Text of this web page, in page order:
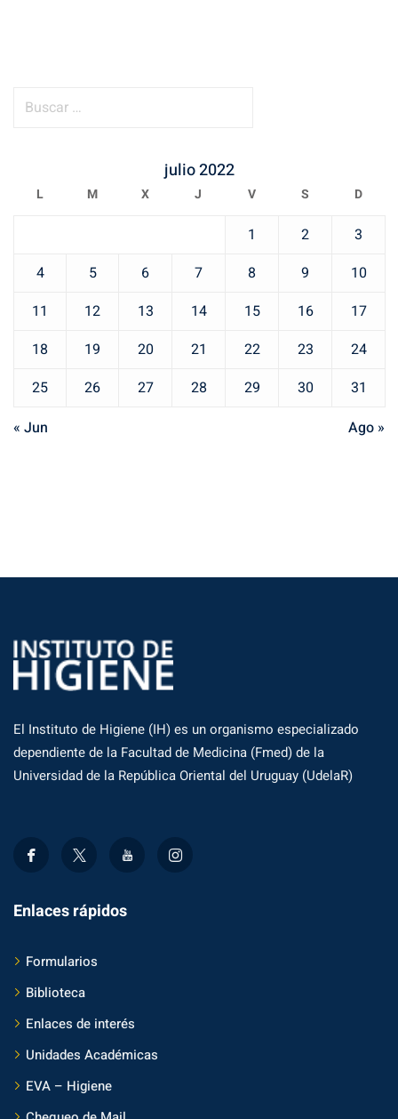
julio 2022
L M X J V S D
1 2
3
4
5 6 7 8 9
10
11
12 13 14 15 16
17
18
19 20 21 22 23
24
25
26 27 28 29 30
31
« Jun
Ago »
El Instituto de Higiene (IH) es un organismo especializado
dependiente de la Facultad de Medicina (Fmed) de la
Universidad de la República Oriental del Uruguay (UdelaR)
Enlaces rápidos
Formularios
Biblioteca
Enlaces de interés
Unidades Académicas
EVA – Higiene